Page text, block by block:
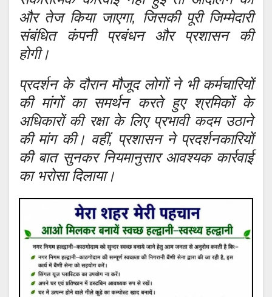
और तेज किया जाएगा, जिसकी पूरी जिम्मेदारी
संबंधित कंपनी प्रबंधन और प्रशासन की
होगी।
प्रदर्शन के दौरान मौजूद लोगों ने भी कर्मचारियों
की मांगों का समर्थन करते हुए श्रमिकों के
अधिकारों की रक्षा के लिए प्रभावी कदम उठाने
की मांग की। वहीं, प्रशासन ने प्रदर्शनकारियों
की बात सुनकर नियमानुसार आवश्यक कार्रवाई
का भरोसा दिलाया।